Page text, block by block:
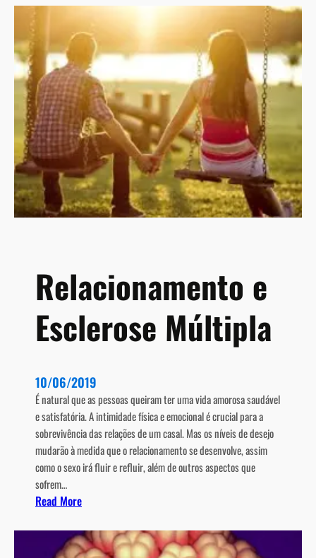
e
p
r
e
s
s
ã
o
e
A
n
s
i
d
e
n
c
l
e
r
o
s
M
l
t
Relacionamento e
Esclerose Múltipla
10/06/2019
É natural que as pessoas queiram ter uma vida amorosa saudável
e satisfatória. A intimidade física e emocional é crucial para a
sobrevivência das relações de um casal. Mas os níveis de desejo
mudarão à medida que o relacionamento se desenvolve, assim
como o sexo irá fluir e refluir, além de outros aspectos que
sofrem…
Read More:
e
l